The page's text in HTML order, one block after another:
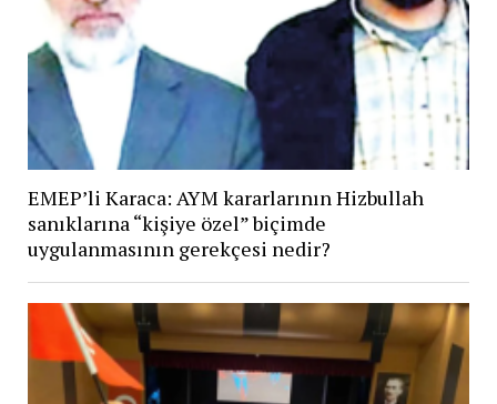
EMEP’li Karaca: AYM kararlarının Hizbullah
sanıklarına “kişiye özel” biçimde
uygulanmasının gerekçesi nedir?